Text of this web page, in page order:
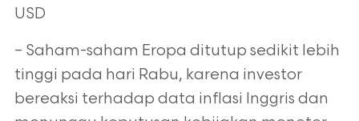
USD
– Saham-saham Eropa ditutup sedikit lebih
tinggi pada hari Rabu, karena investor
bereaksi terhadap data inflasi Inggris dan